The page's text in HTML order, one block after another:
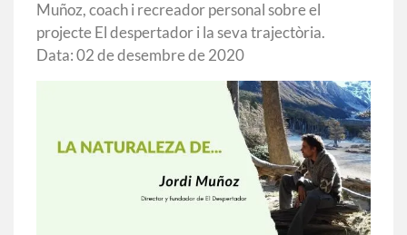
Muñoz, coach i recreador personal sobre el
projecte El despertador i la seva trajectòria.
Data: 02 de desembre de 2020